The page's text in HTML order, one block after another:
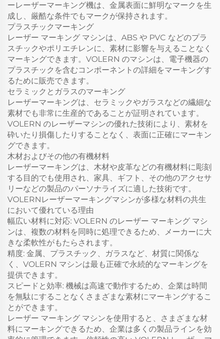
ーレーザーマーキング機は、金属表面に鮮明なマークを生
成し、厳酷な条件でもマークが保持されます。
プラスチックマーキング
レーザー マーキング マシンは、ABS や PVC などのプラ
スチックやポリエチレンに、素材に影響を与えることなく
マーキングできます。VOLERN のマシンは、電子機器の
プラスチックを含むコンポーネントの詳細をマーキングす
るために販売できます。
セラミックとガラスのマーキング
レーザーマーキングは、セラミックやガラスなどの繊細な
素材でも非常に生産的であることが証明されています。
VOLERN のレーザーマシンの優れた技術により、素材を
砕いたり損傷したりすることなく、表面に正確にマーキン
グできます。
木材およびその他の有機材料
レーザーマーキングは、木材や皮革などの有機材料に彫刻
する目的でも使用され、家具、ギフト、その他のアクセサ
リーなどの製品のパーソナライズに適した技術です。
VOLERNレーザーマーキングマシンが多様な材料の共生
において優れている理由
幅広い材料に対応: VOLERN のレーザー マーキング マシ
ンは、複数の材料を同時に処理できるため、メーカーに大
きな柔軟性がもたらされます。
精度: 金属、プラスチック、ガラスなど、材質に関係な
く、VOLERN マシンは最も正確で永続的なマーキングを
提供できます。
スピードと効率: 機械は高速で動作するため、企業は時間
を無駄にすることなくさまざまな素材にマーキングするこ
とができます。
レーザー マーキング マシンを使用すると、さまざまな材
料にマーキングできるため、企業は多くの製品ラインを効